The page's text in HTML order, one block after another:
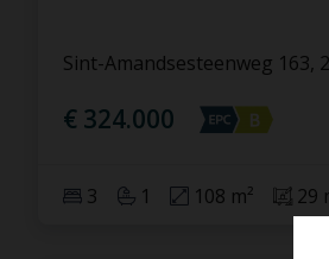
Sint-Amandsesteenweg 163,
€ 324.000
3 1 108 m² 29